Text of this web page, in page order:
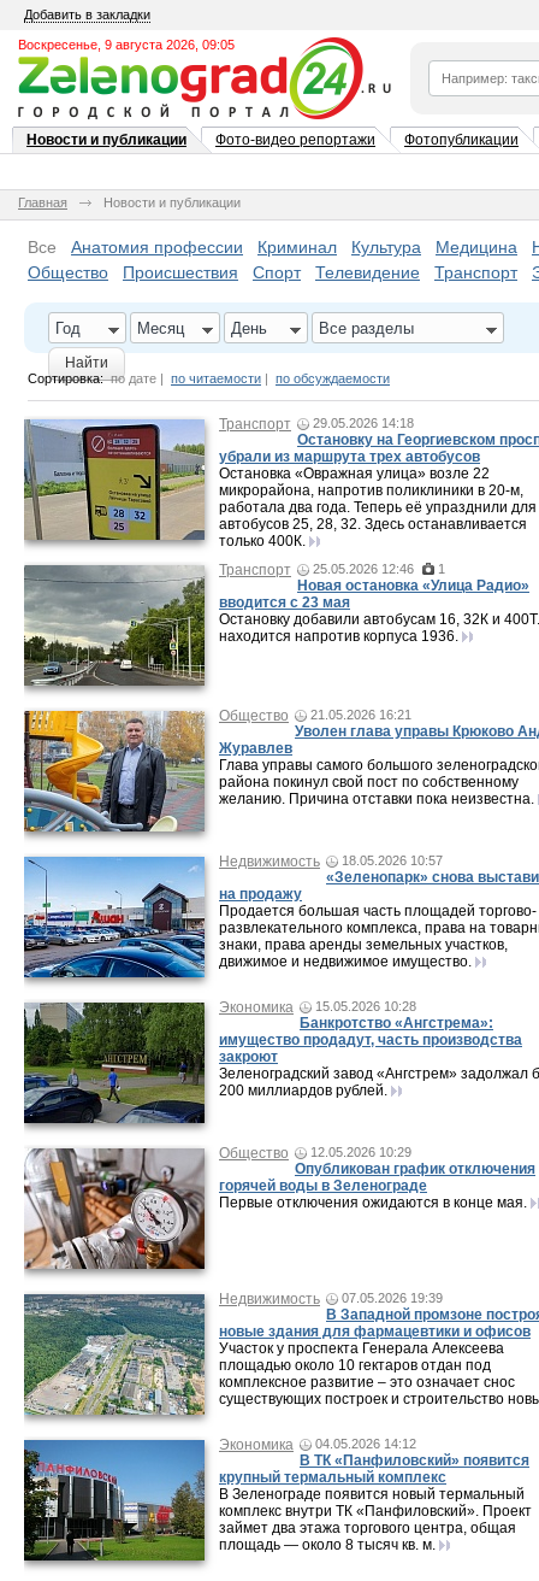
Добавить в закладки
Воскресенье, 9 августа 2026, 09:05
Новости и публикации Фото-видео репортажи Фотопубликации
Главная Новости и публикации
Все Анатомия профессии Криминал Культура Медицина
Общество
Происшествия Спорт Телевидение Транспорт
Год Месяц День Все разделы
Найти
Сортировка: по дате | по читаемости | по обсуждаемости
Транспорт 29.05.2026 14:18
Остановку на Георгиевском
убрали из маршрута трех автобусов
Остановка «Овражная улица» возле 22
микрорайона, напротив поликлиники в 20-м,
работала два года. Теперь её упразднили для
автобусов 25, 28, 32. Здесь останавливается
только 400К.
Транспорт
25.05.2026 12:46 1
Новая остановка «Улица Радио»
вводится с 23 мая
Остановку добавили автобусам 16, 32К и
находится напротив корпуса 1936.
Общество 21.05.2026 16:21
Уволен глава управы Крюково
Журавлев
Глава управы самого большого
района покинул свой пост по собственному
желанию. Причина отставки пока неизвестна.
Недвижимость 18.05.2026 10:57
«Зеленопарк» снова
на продажу
Продается большая часть площадей торгово-
развлекательного комплекса, права на
знаки, права аренды земельных участков,
движимое и недвижимое имущество.
Экономика 15.05.2026 10:28
Банкротство «Ангстрема»:
имущество продадут, часть производства
закроют
Зеленоградский завод «Ангстрем» задолжал
200 миллиардов рублей.
Общество 12.05.2026 10:29
Опубликован график отключения
горячей воды в Зеленограде
Первые отключения ожидаются в конце мая.
Недвижимость 07.05.2026 19:39
В Западной промзоне
новые здания для фармацевтики и офисов
Участок у проспекта Генерала Алексеева
площадью около 10 гектаров отдан под
комплексное развитие – это означает снос
существующих построек и строительство
Экономика 04.05.2026 14:12
В ТК «Панфиловский» появится
крупный термальный комплекс
В Зеленограде появится новый термальный
комплекс внутри ТК «Панфиловский». Проект
займет два этажа торгового центра, общая
площадь — около 8 тысяч кв. м.